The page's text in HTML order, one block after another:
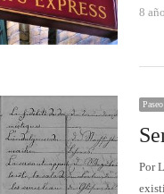
8
Por